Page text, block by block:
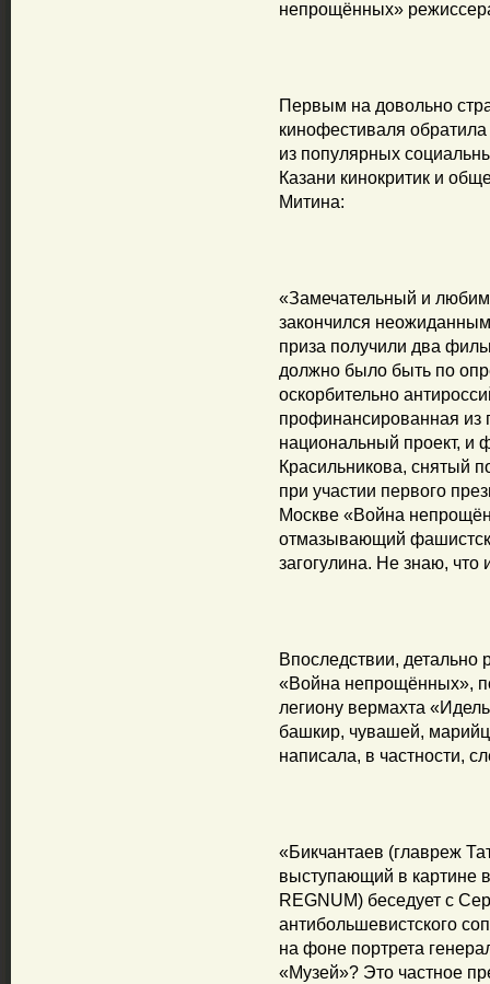
непрощённых»
Первым на довольно
кинофестиваля
из популярных
Казани кинокритик и
Митина:
«Замечательный и
закончился
приза получили два
должно было быть по
оскорбительно
профинансированная из
национальный проект, и
Красильникова, снятый
при участии первого
Москве «Война
отмазывающий
загогулина. Не знаю, что
Впоследствии,
«Война непрощённых»,
легиону вермахта
башкир, чувашей,
написала, в частности,
«Бикчантаев (главреж
выступающий в картине
REGNUM) беседует с
антибольшевистского
на фоне портрета
«Музей»? Это частное